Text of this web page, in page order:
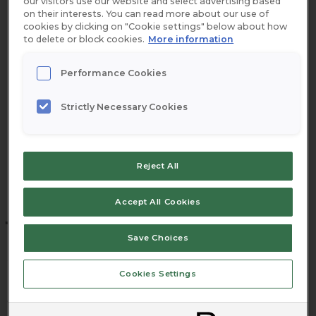
JOKK® Svartvinbär 0,25 liter
Rated
out
JOKK Svart Vinbär, koncentrat av äkta bär.
on their interests. You can read more about our use of
cookies by clicking on "Cookie settings" below about how
to delete or block cookies. More information
Performance Cookies
Strictly Necessary Cookies
Reject All
Accept All Cookies
Save Choices
Cookies Settings